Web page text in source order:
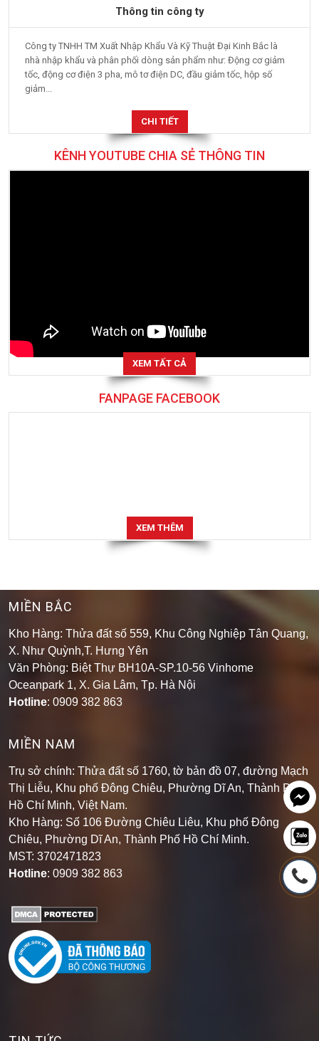
Thông tin công ty
Công ty TNHH TM Xuất Nhập Khẩu Và Kỹ Thuật Đại Kinh Bắc là
nhà nhập khẩu và phân phối dòng sản phẩm như: Động cơ giảm
tốc, động cơ điện 3 pha, mô tơ điện DC, đầu giảm tốc, hộp số
giảm...
CHI TIẾT
KÊNH YOUTUBE CHIA SẺ THÔNG TIN
XEM TẤT CẢ
FANPAGE FACEBOOK
XEM THÊM
MIỀN BẮC
Kho Hàng: Thửa đất số 559, Khu Công Nghiệp Tân Quang,
X. Như Quỳnh,T. Hưng Yên
Văn Phòng: Biệt Thự BH10A-SP.10-56 Vinhome
Oceanpark 1, X. Gia Lâm, Tp. Hà Nội
Hotline: 0909 382 863
MIỀN NAM
Trụ sở chính: Thửa đất số 1760, tờ bản đồ 07, đường Mạch
Thị Liễu, Khu phố Đông Chiêu, Phường Dĩ An, Thành Phố
Hồ Chí Minh, Việt Nam.
Kho Hàng: Số 106 Đường Chiêu Liêu, Khu phố Đông
Chiêu, Phường Dĩ An, Thành Phố Hồ Chí Minh.
MST: 3702471823
Hotline: 0909 382 863